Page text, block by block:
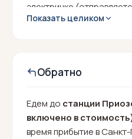
электричке
Показать целиком
Обратно
Едем до станции
включено в
время прибытие в